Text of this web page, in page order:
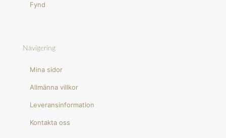
Fynd
Navigering
Mina sidor
Allmänna villkor
Leveransinformation
Kontakta oss